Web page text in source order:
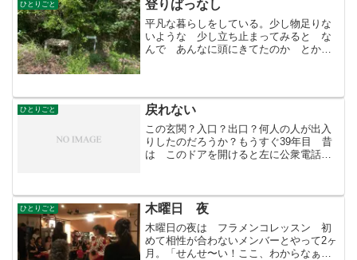
ひとりごと 登りぱっなし
平凡な暮らしをしている。少し物足りな
いような 少し立ち止まってみると な
んで あんなに頭にきてたのか とか、
となのだろうか。人は生き...
ひとりごと 戻れない
この玄関？入口？出口？何人の人が出入
りしたのだろうか？もうすぐ39年目 昔
は このドアを開けると左に公衆電話が
のだった。喫茶店とは待ち合わせの場所
でもあった。あっ！とい...
ひとりごと 木曜日 夜
木曜日の夜は フラメンコレッスン 初
めて相性が合わないメンバーとやって2ヶ
月。「せんせ〜い！ここ、わからなぁ〜